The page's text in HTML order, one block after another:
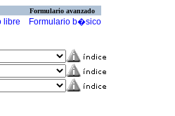
Formulario avanzado
libre Formulario b�sico